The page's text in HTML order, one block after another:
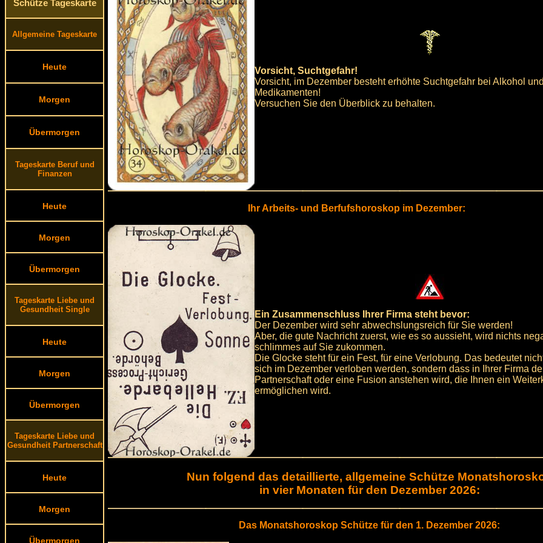
Schütze Tageskarte
Allgemeine Tageskarte
Heute
Morgen
Übermorgen
Tageskarte Beruf und
Finanzen
Heute
Morgen
Übermorgen
Tageskarte Liebe und
Gesundheit Single
Heute
Morgen
Übermorgen
Tageskarte Liebe und
Gesundheit Partnerschaft
Heute
Morgen
Übermorgen
Vorsicht, Suchtgefahr!
Vorsicht, im Dezember besteht erhöhte Suchtgefahr bei Alkohol
Medikamenten!
Versuchen Sie den Überblick zu behalten.
Ihr Arbeits- und Berfufshoroskop im Dezember:
Ein Zusammenschluss Ihrer Firma steht bevor:
Der Dezember wird sehr abwechslungsreich für Sie werden!
Aber, die gute Nachricht zuerst, wie es so aussieht, wird nichts
schlimmes auf Sie zukommen.
Die Glocke steht für ein Fest, für eine Verlobung. Das bedeutet
sich im Dezember verloben werden, sondern dass in Ihrer Firma
Partnerschaft oder eine Fusion anstehen wird, die Ihnen ein
ermöglichen wird.
Nun folgend das detaillierte, allgemeine Schütze
in vier Monaten für den Dezember 2026:
Das Monatshoroskop Schütze für den 1. Dezember 2026: